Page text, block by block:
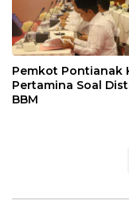
Pemkot Pontianak
Pertamina Soal
BBM